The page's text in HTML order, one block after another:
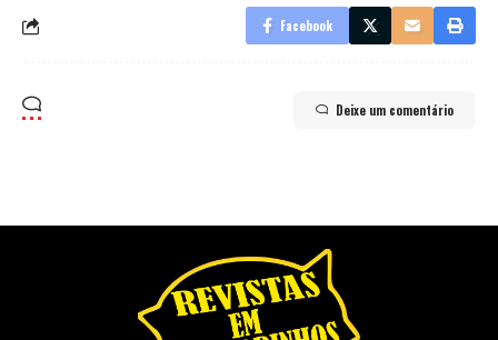
Facebook
Deixe um comentário